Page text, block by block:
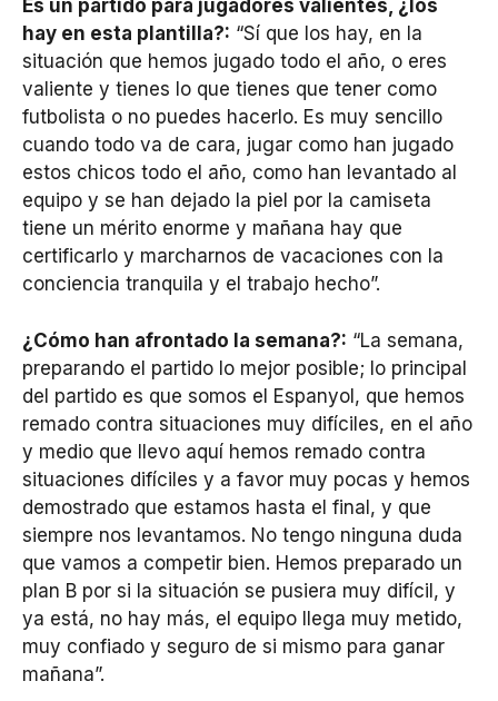
Es un partido para jugadores valientes, ¿los
hay en esta plantilla?: “Sí que los hay, en la
situación que hemos jugado todo el año, o eres
valiente y tienes lo que tienes que tener como
futbolista o no puedes hacerlo. Es muy sencillo
cuando todo va de cara, jugar como han jugado
estos chicos todo el año, como han levantado al
equipo y se han dejado la piel por la camiseta
tiene un mérito enorme y mañana hay que
certificarlo y marcharnos de vacaciones con la
conciencia tranquila y el trabajo hecho”.
¿Cómo han afrontado la semana?: “La semana,
preparando el partido lo mejor posible; lo principal
del partido es que somos el Espanyol, que hemos
remado contra situaciones muy difíciles, en el año
y medio que llevo aquí hemos remado contra
situaciones difíciles y a favor muy pocas y hemos
demostrado que estamos hasta el final, y que
siempre nos levantamos. No tengo ninguna duda
que vamos a competir bien. Hemos preparado un
plan B por si la situación se pusiera muy difícil, y
ya está, no hay más, el equipo llega muy metido,
muy confiado y seguro de si mismo para ganar
mañana”.